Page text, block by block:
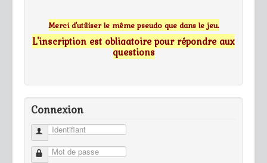
Merci d'utiliser le même pseudo que dans le jeu.
L'inscription est obligatoire pour répondre aux
questions
Connexion
Identifiant
Mot de passe